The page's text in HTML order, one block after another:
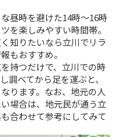
昼時を避けた14時〜16時
を楽しみやすい時間帯。
知りたいなら立川でリラ
もおすすめ。
持つだけで、立川での時
調べてから足を運ぶと、
ります。なお、地元の人
場合は、 地元民が通う立
も合わせて参考にしてみて